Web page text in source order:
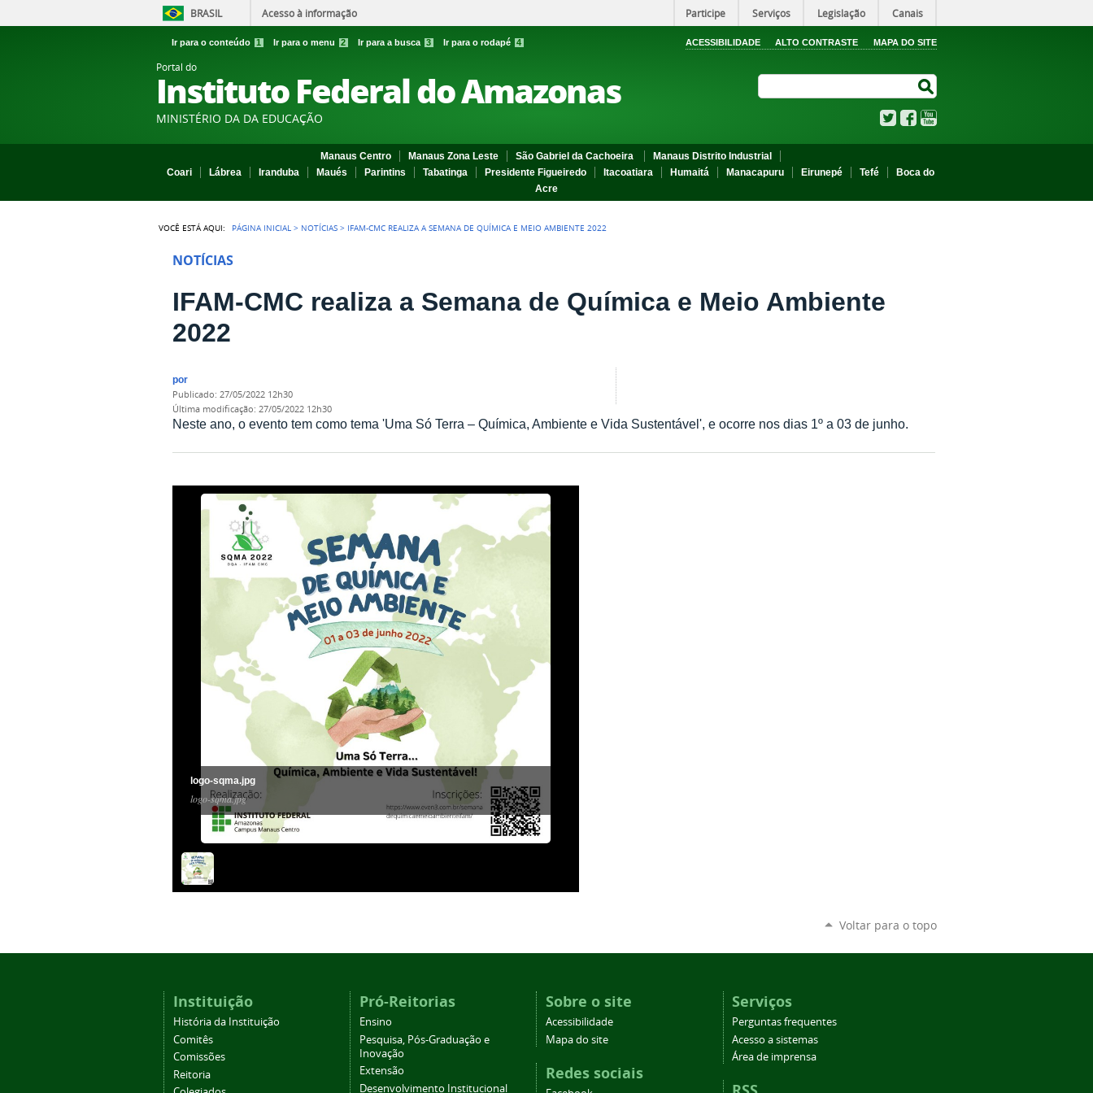
BRASIL Acesso à informação Participe Serviços Legislação Canais
Ir para o conteúdo 1 Ir para o menu 2 Ir para a busca 3 Ir para o rodapé 4 ACESSIBILIDADE ALTO CONTRASTE MAPA DO SITE
Portal do
Instituto Federal do Amazonas
MINISTÉRIO DA DA EDUCAÇÃO TwitterFacebook
Manaus Centro Manaus Zona Leste São Gabriel da Cachoeira
Manaus Distrito Industrial
Coari
Lábrea Iranduba Maués Parintins Tabatinga Presidente Figueiredo Itacoatiara Humaitá Manacapuru Eirunepé Tefé
Boca do
Acre
VOCÊ ESTÁ AQUI: PÁGINA INICIAL > NOTÍCIAS > IFAM-CMC REALIZA A SEMANA DE QUÍMICA E MEIO AMBIENTE 2022
NOTÍCIAS
IFAM-CMC realiza a Semana de Química e Meio Ambiente
2022
por
publicado: 27/05/2022 12h30
última modificação: 27/05/2022 12h30
Neste ano, o evento tem como tema 'Uma Só Terra – Química, Ambiente e Vida Sustentável', e ocorre nos dias 1º a 03 de junho.
logo-sqma.jpg
logo-sqma.jpg
Voltar para o topo
Instituição
História da Instituição
Comitês
Comissões
Reitoria
Pró-Reitorias
Ensino
Pesquisa, Pós-Graduação e
Inovação
Extensão
Desenvolvimento Institucional
Sobre o site
Acessibilidade
Mapa do site
Redes sociais
Serviços
Perguntas frequentes
Acesso a sistemas
Área de imprensa